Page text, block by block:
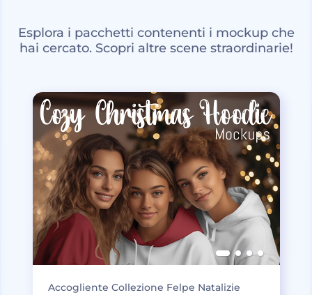
Esplora i pacchetti contenenti i mockup che
hai cercato. Scopri altre scene straordinarie!
Accogliente Collezione Felpe Natalizie